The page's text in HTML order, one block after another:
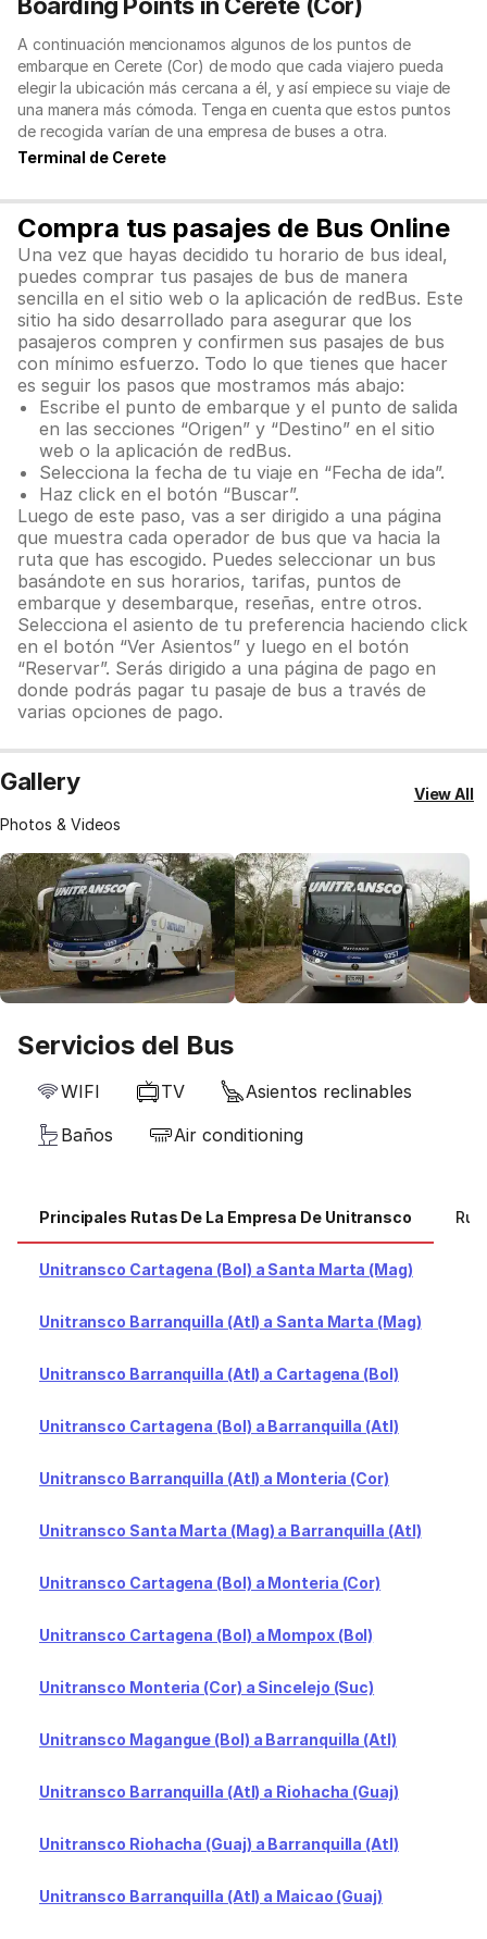
A continuación mencionamos algunos de los puntos de
embarque en Cerete (Cor) de modo que cada viajero pueda
elegir la ubicación más cercana a él, y así empiece su viaje de
una manera más cómoda. Tenga en cuenta que estos puntos
de recogida varían de una empresa de buses a otra.
Terminal de Cerete
Compra tus pasajes de Bus Online
Una vez que hayas decidido tu horario de bus ideal,
puedes comprar tus pasajes de bus de manera
sencilla en el sitio web o la aplicación de redBus. Este
sitio ha sido desarrollado para asegurar que los
pasajeros compren y confirmen sus pasajes de bus
con mínimo esfuerzo. Todo lo que tienes que hacer
es seguir los pasos que mostramos más abajo:
Escribe el punto de embarque y el punto de salida
en las secciones “Origen” y “Destino” en el sitio
web o la aplicación de redBus.
Selecciona la fecha de tu viaje en “Fecha de ida”.
Haz click en el botón “Buscar”.
Luego de este paso, vas a ser dirigido a una página
que muestra cada operador de bus que va hacia la
ruta que has escogido. Puedes seleccionar un bus
basándote en sus horarios, tarifas, puntos de
embarque y desembarque, reseñas, entre otros.
Selecciona el asiento de tu preferencia haciendo click
en el botón “Ver Asientos” y luego en el botón
“Reservar”. Serás dirigido a una página de pago en
donde podrás pagar tu pasaje de bus a través de
varias opciones de pago.
Gallery
Photos & Videos
View All
Servicios del Bus
WIFI TV
Asientos reclinables
Baños
Air conditioning
Principales Rutas De La Empresa De Unitransco
Unitransco Cartagena (Bol) a Santa Marta (Mag)
Unitransco Barranquilla (Atl) a Santa Marta (Mag)
Unitransco Barranquilla (Atl) a Cartagena (Bol)
Unitransco Cartagena (Bol) a Barranquilla (Atl)
Unitransco Barranquilla (Atl) a Monteria (Cor)
Unitransco Santa Marta (Mag) a Barranquilla (Atl)
Unitransco Cartagena (Bol) a Monteria (Cor)
Unitransco Cartagena (Bol) a Mompox (Bol)
Unitransco Monteria (Cor) a Sincelejo (Suc)
Unitransco Magangue (Bol) a Barranquilla (Atl)
Unitransco Barranquilla (Atl) a Riohacha (Guaj)
Unitransco Riohacha (Guaj) a Barranquilla (Atl)
Unitransco Barranquilla (Atl) a Maicao (Guaj)